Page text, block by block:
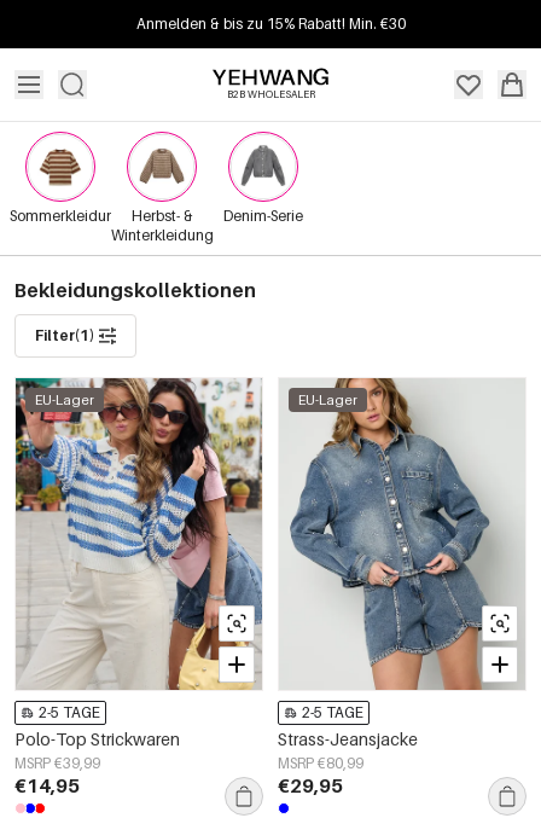
Anmelden & bis zu 15% Rabatt! Min. €30
B2B WHOLESALER
Sommerkleidung
Herbst- &
Winterkleidung
Denim-Serie
Bekleidungskollektionen
Filter(1)
EU-Lager
2-5 TAGE
Polo-Top Strickwaren
MSRP €39,99
€14,95
EU-Lager
2-5 TAGE
Strass-Jeansjacke
MSRP €80,99
€29,95